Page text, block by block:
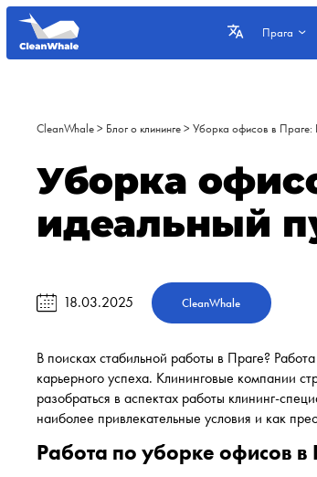
Прага
CleanWhale > Блог о клининге >Уборка офисов в Праге:
Уборка
идеальный
18.03.2025 CleanWhale
В поисках стабильной работы в Праге?
карьерного успеха. Клининговые компании
разобраться в аспектах работы клининг-
наиболее привлекательные условия и как
Работа по уборке офисов в